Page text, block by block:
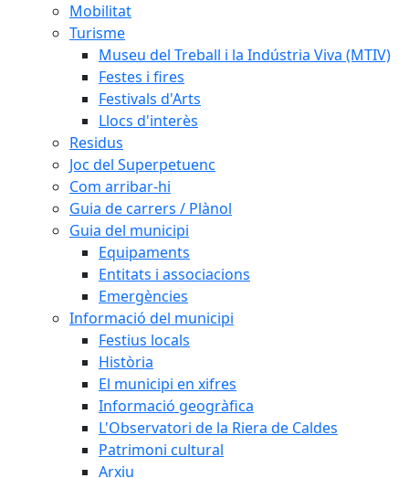
Mobilitat
Turisme
Museu del Treball i la Indústria Viva (MTIV)
Festes i fires
Festivals d'Arts
Llocs d'interès
Residus
Joc del Superpetuenc
Com arribar-hi
Guia de carrers / Plànol
Guia del municipi
Equipaments
Entitats i associacions
Emergències
Informació del municipi
Festius locals
Història
El municipi en xifres
Informació geogràfica
L'Observatori de la Riera de Caldes
Patrimoni cultural
Arxiu